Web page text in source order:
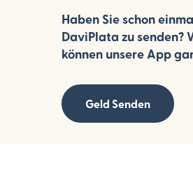
Haben Sie schon
DaviPlata zu senden?
können unsere App
Geld Senden